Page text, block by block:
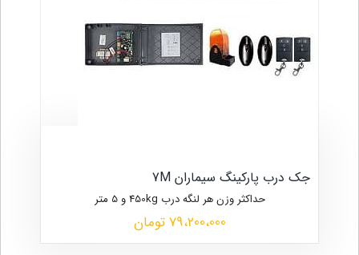
جک درب پارکینگ سیماران 7M
حداکثر وزن هر لنگه درب 450kg و 5 متر
79،200،000 تومان